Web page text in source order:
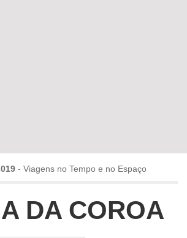
- Viagens no Tempo e no Espaço
-Diz-me a verdade a mentir
DA COROA